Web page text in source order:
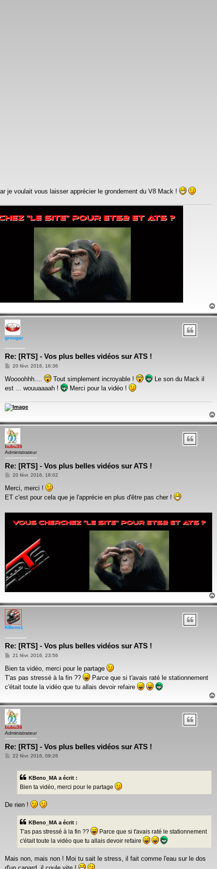
je voulait vous laisser apprécier le grondement du V8 Mack !
grougar
Re: [RTS] - Vos plus belles vidéos sur ATS !
Message
20 févr. 2016, 16:36
Woooohhh.... Tout simplement incroyable !
Le son du Mack il
est ... wouuaaaah !
Merci pour la vidéo !
bubu38
Administrateur
Re: [RTS] - Vos plus belles vidéos sur ATS !
Message
20 févr. 2016, 18:02
Merci, merci !
ET c'est pour cela que je l'apprécie en plus d'être pas cher !
KBeno1
Re: [RTS] - Vos plus belles vidéos sur ATS !
Message
21 févr. 2016, 23:56
Bien ta vidéo, merci pour le partage
T'as pas stressé à la fin ??
Parce que si t'avais raté le stationnement
c'était toute la vidéo que tu allais devoir refaire
bubu38
Administrateur
Re: [RTS] - Vos plus belles vidéos sur ATS !
Message
22 févr. 2016, 09:26
KBeno_MA a écrit :
Bien ta vidéo, merci pour le partage
De rien !
KBeno_MA a écrit :
T'as pas stressé à la fin ??
Parce que si t'avais raté le stationnement
c'était toute la vidéo que tu allais devoir refaire
Mais non, mais non ! Moi tu sait le stress, il fait comme l'eau sur le dos